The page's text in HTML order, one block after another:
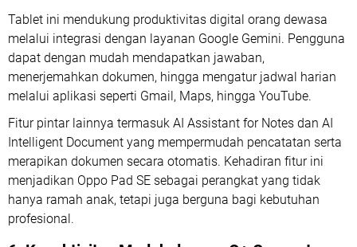
Tablet ini mendukung produktivitas digital orang dewasa
melalui integrasi dengan layanan Google Gemini. Pengguna
dapat dengan mudah mendapatkan jawaban,
menerjemahkan dokumen, hingga mengatur jadwal harian
melalui aplikasi seperti Gmail, Maps, hingga YouTube.
Fitur pintar lainnya termasuk AI Assistant for Notes dan AI
Intelligent Document yang mempermudah pencatatan serta
merapikan dokumen secara otomatis. Kehadiran fitur ini
menjadikan Oppo Pad SE sebagai perangkat yang tidak
hanya ramah anak, tetapi juga berguna bagi kebutuhan
profesional.